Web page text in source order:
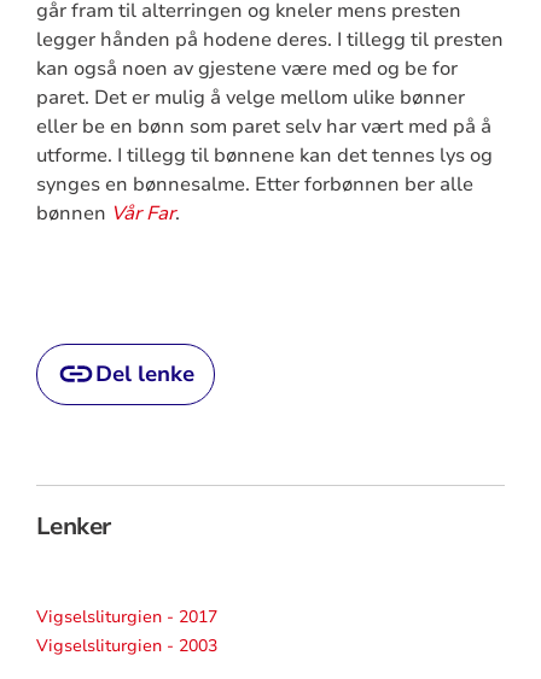
går fram til alterringen og kneler mens presten
legger hånden på hodene deres. I tillegg til presten
kan også noen av gjestene være med og be for
paret. Det er mulig å velge mellom ulike bønner
eller be en bønn som paret selv har vært med på å
utforme. I tillegg til bønnene kan det tennes lys og
synges en bønnesalme. Etter forbønnen ber alle
bønnen Vår Far.
Del lenke
Lenker
Vigselsliturgien - 2017
Vigselsliturgien - 2003